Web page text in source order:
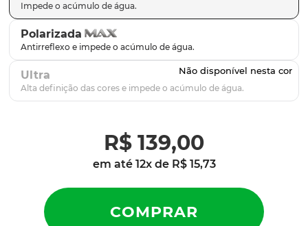
Polarizada
Ultra
R$ 139,00
em até 12x de R$ 15,73